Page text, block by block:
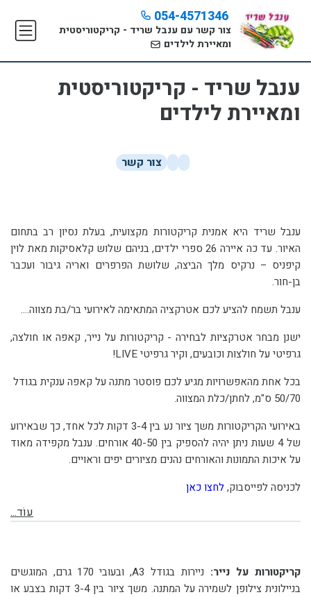
054-4571346
צור קשר עם ענבל שריד - קריקטוריסטית
ומאיירת לילדים
ענבל שריד - קריקטוריסטית
ומאיירת לילדים
צור קשר
ענבל שריד היא אמנית קריקטורות מקצועית, בעלת נסיון רב בתחום
האיור. עד כה איירה 26 ספרי ילדים, בניהם שלוש קלאסיקות מאת לוין
קיפניס – נרקיס מלך הביצה, שלושת הפרפרים ואריה גיבור ועכבר
בן-חור.
ענבל תשמח להציע לכם אטרקציה המתאימה לאירועי בר/בת מצווה....
ישנן מבחר אטרקציות לבחירה - קריקטורות על נייר, קאפה או חולצה,
גרפיטי על חולצות וכובעים, וקיר גרפיטי LIVE!
בכל אחת מהאפשרויות מגיע לכם פוסטר מתנה על קאפה ענקית בגודל
50/70 ס"מ, לחתן/כלת המצווה.
באירועי הקריקטורות משך ציור נע בין 3-4 דקות לכל אחד, כך שבאירוע
של 4 שעות ניתן יהיה להספיק בין 40-50 אורחים. ענבל מקפידה מאוד
על איכות התמונות והאורחים נהנים מציורים יפים וראויים.
לכניסה לפייסבוק,לחצו כאן
עוֹד...
קריקטורות על נייר:
ניירות בגודל A3, ובעובי 170 גרם, המוגשים
בניילונית צילופן לשמירה על המתנה. משך ציור בין 3-4 דקות בצבע או